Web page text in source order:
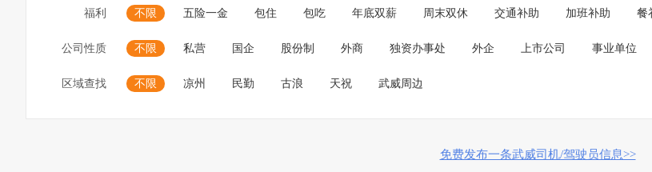
福利 不限 五险一金 包住 包吃 年底双薪 周末双休 交通补助 加班补助 餐
公司性质 不限 私营 国企 股份制 外商 独资办事处 外企 上市公司 事业单位
区域查找 不限 凉州 民勤 古浪 天祝 武威周边
免费发布一条武威司机/驾驶员信息>>